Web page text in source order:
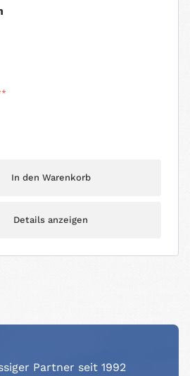
In den Warenkorb
Details anzeigen
Partner seit 1992